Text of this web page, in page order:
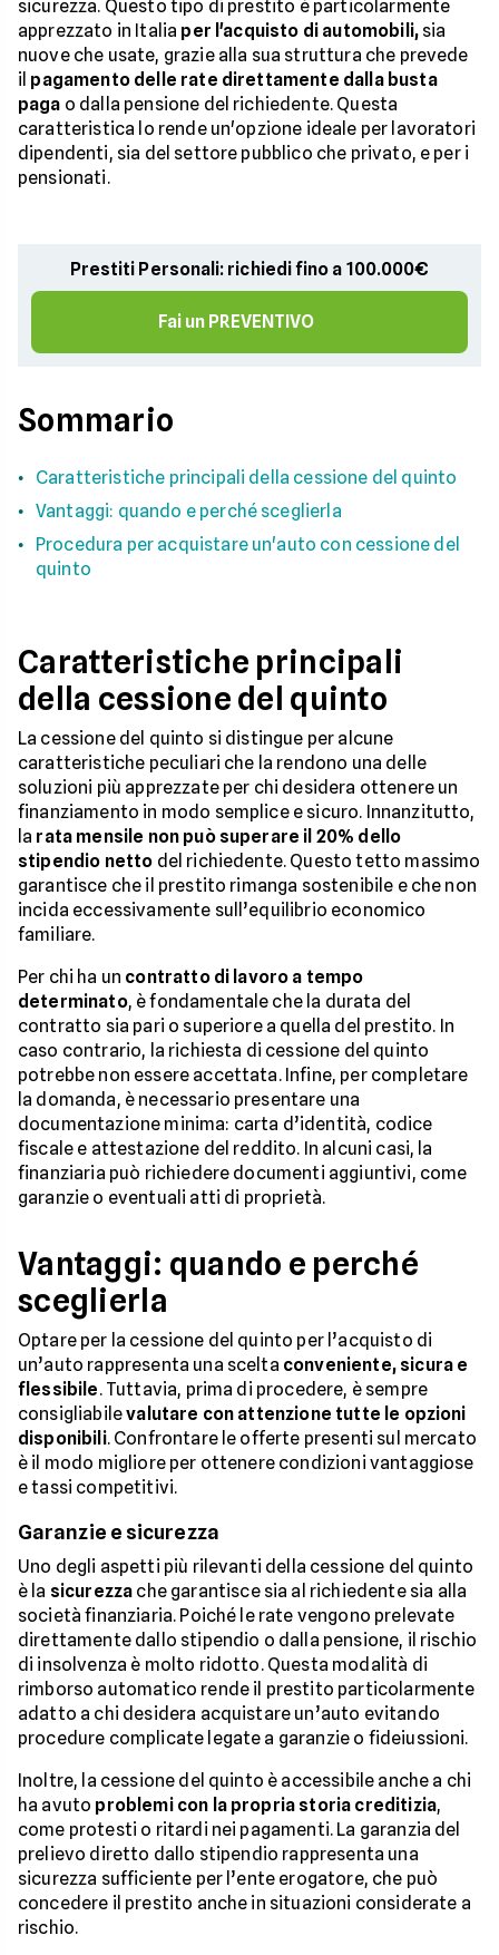
sicurezza. Questo tipo di prestito è particolarmente
apprezzato in Italia per l'acquisto di automobili, sia
nuove che usate, grazie alla sua struttura che prevede
il pagamento delle rate direttamente dalla busta
paga o dalla pensione del richiedente. Questa
caratteristica lo rende un'opzione ideale per lavoratori
dipendenti, sia del settore pubblico che privato, e per i
pensionati.
Prestiti Personali: richiedi fino a 100.000€
Fai un PREVENTIVO
Sommario
Caratteristiche principali della cessione del quinto
Vantaggi: quando e perché sceglierla
Procedura per acquistare un'auto con cessione del
quinto
Caratteristiche principali
della cessione del quinto
La cessione del quinto si distingue per alcune
caratteristiche peculiari che la rendono una delle
soluzioni più apprezzate per chi desidera ottenere un
finanziamento in modo semplice e sicuro. Innanzitutto,
la rata mensile non può superare il 20% dello
stipendio netto del richiedente. Questo tetto massimo
garantisce che il prestito rimanga sostenibile e che non
incida eccessivamente sull’equilibrio economico
familiare.
Per chi ha un contratto di lavoro a tempo
determinato, è fondamentale che la durata del
contratto sia pari o superiore a quella del prestito. In
caso contrario, la richiesta di cessione del quinto
potrebbe non essere accettata. Infine, per completare
la domanda, è necessario presentare una
documentazione minima: carta d’identità, codice
fiscale e attestazione del reddito. In alcuni casi, la
finanziaria può richiedere documenti aggiuntivi, come
garanzie o eventuali atti di proprietà.
Vantaggi: quando e perché
sceglierla
Optare per la cessione del quinto per l’acquisto di
un’auto rappresenta una scelta conveniente, sicura e
flessibile. Tuttavia, prima di procedere, è sempre
consigliabilevalutare con attenzione tutte le opzioni
disponibili. Confrontare le offerte presenti sul mercato
è il modo migliore per ottenere condizioni vantaggiose
e tassi competitivi.
Garanzie e sicurezza
Uno degli aspetti più rilevanti della cessione del quinto
è la sicurezza che garantisce sia al richiedente sia alla
società finanziaria. Poiché le rate vengono prelevate
direttamente dallo stipendio o dalla pensione, il rischio
di insolvenza è molto ridotto. Questa modalità di
rimborso automatico rende il prestito particolarmente
adatto a chi desidera acquistare un’auto evitando
procedure complicate legate a garanzie o fideiussioni.
Inoltre, la cessione del quinto è accessibile anche a chi
ha avuto problemi con la propria storia creditizia,
come protesti o ritardi nei pagamenti. La garanzia del
prelievo diretto dallo stipendio rappresenta una
sicurezza sufficiente per l’ente erogatore, che può
concedere il prestito anche in situazioni considerate a
rischio.